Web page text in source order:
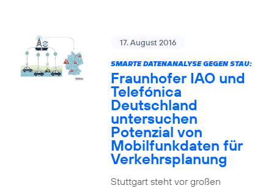
17. August 2016
SMARTE DATENANALYSE GEGEN STAU:
Fraunhofer IAO und
Telefónica
Deutschland
untersuchen
Potenzial von
Mobilfunkdaten für
Verkehrsplanung
Stuttgart steht vor großen